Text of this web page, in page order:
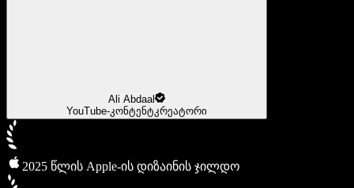
Ali Abdaal
YouTube-კონტენტკრეატორი
2025 წლის Apple-ის დიზაინის ჯილდო